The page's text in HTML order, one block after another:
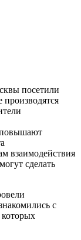
посетили
производятся
повышают
взаимодействия
сделать
с